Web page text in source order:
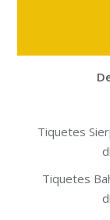
Tiquetes
Tiquetes